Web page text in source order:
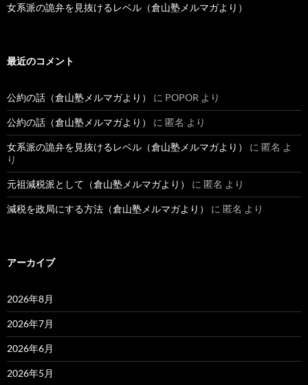
女系派の詭弁を見抜けるレベル（倉山塾メルマガより）
最近のコメント
公約の話（倉山塾メルマガより） に POPOR より
公約の話（倉山塾メルマガより） に 匿名 より
女系派の詭弁を見抜けるレベル（倉山塾メルマガより） に 匿名 よ
り
元祖減税派として（倉山塾メルマガより） に 匿名 より
減税を政局にする方法（倉山塾メルマガより） に 匿名 より
アーカイブ
2026年8月
2026年7月
2026年6月
2026年5月